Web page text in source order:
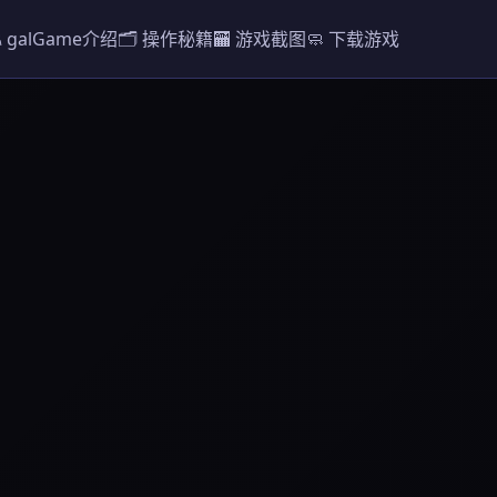
介绍🗂️ 操作秘籍🏧 游戏截图🧼 下载游戏